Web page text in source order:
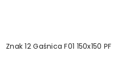
Znak 12 Gaśnica F01 150x150 PF